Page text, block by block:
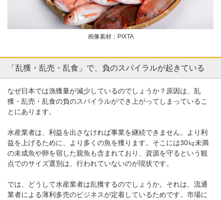
画像素材：PIXTA
「乱獲・乱売・乱食」で、負のスパイラルが起きている
なぜ日本では漁獲量が減少しているのでしょうか？原因は、乱
獲・乱売・乱食の負のスパイラルができ上がってしまっているこ
とにあります。
水産業者は、利益を出さなければ事業を継続できません。より利
益を上げるために、より多くの魚を獲ります。そこには30㎏未満
の未成魚や卵を宿した親魚も含まれており、資源を守るという観
点でのサイズ選別は、行われていないのが現状です。
では、どうして水産業者は乱獲するのでしょうか。それは、流通
業者による薄利多売のビジネスが定着しているためです。市場に